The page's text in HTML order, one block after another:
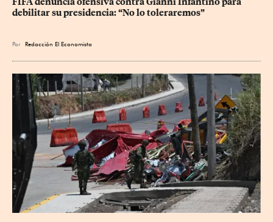
debilitar su presidencia: “No lo toleraremos”
Por Redacción El Economista